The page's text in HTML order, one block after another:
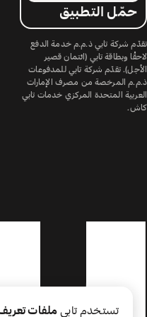
حمّل التطبيق
تقدّم شركة تابي ذ.م.م خدمة الدفع
لاحقًا وبطاقة تابي (ائتمان قصير
الأجل). تقدّم شركة تابي للمدفوعات
ذ.م.م المرخصة من مصرف الإمارات
العربية المتحدة المركزي خدمات تابي
كاش.
تستخدم تابي ملفات تعريف